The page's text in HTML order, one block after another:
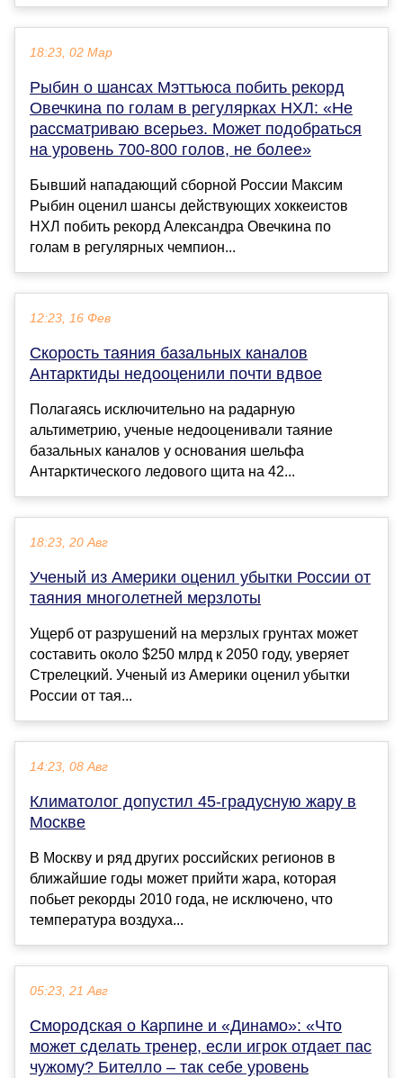
18:23, 02 Мар
Рыбин о шансах Мэттьюса побить рекорд
Овечкина по голам в регулярках НХЛ: «Не
рассматриваю всерьез. Может подобраться
на уровень 700-800 голов, не более»
Бывший нападающий сборной России Максим
Рыбин оценил шансы действующих хоккеистов
НХЛ побить рекорд Александра Овечкина по
голам в регулярных чемпион...
12:23, 16 Фев
Скорость таяния базальных каналов
Антарктиды недооценили почти вдвое
Полагаясь исключительно на радарную
альтиметрию, ученые недооценивали таяние
базальных каналов у основания шельфа
Антарктического ледового щита на 42...
18:23, 20 Авг
Ученый из Америки оценил убытки России от
таяния многолетней мерзлоты
Ущерб от разрушений на мерзлых грунтах может
составить около $250 млрд к 2050 году, уверяет
Стрелецкий. Ученый из Америки оценил убытки
России от тая...
14:23, 08 Авг
Климатолог допустил 45-градусную жару в
Москве
В Москву и ряд других российских регионов в
ближайшие годы может прийти жара, которая
побьет рекорды 2010 года, не исключено, что
температура воздуха...
05:23, 21 Авг
Смородская о Карпине и «Динамо»: «Что
может сделать тренер, если игрок отдает пас
чужому? Бителло – так себе уровень